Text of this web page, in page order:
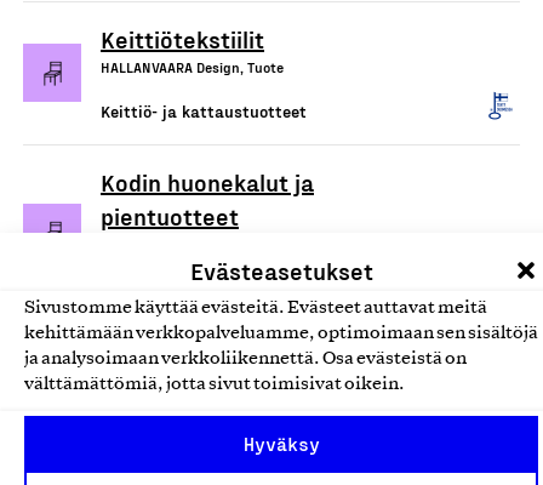
Evästeasetukset
Sivustomme käyttää evästeitä. Evästeet auttavat meitä
kehittämään verkkopalveluamme, optimoimaan sen sisältöjä
ja analysoimaan verkkoliikennettä. Osa evästeistä on
välttämättömiä, jotta sivut toimisivat oikein.
Hyväksy
Keittiötekstiilit
HALLANVAARA Design, Tuote
Keittiö- ja kattaustuotteet
Kodin huonekalut ja
pientuotteet
Fiberdom-kertakäyttöaterimet
ja lautaset
Fiberdom Oy, Tuote